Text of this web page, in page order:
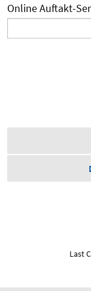
Online Auftakt-
Last